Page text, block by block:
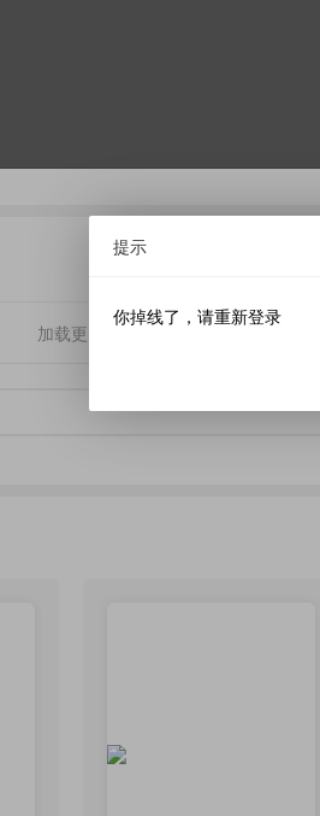
加载更多
提示
你掉线了，请重新登录